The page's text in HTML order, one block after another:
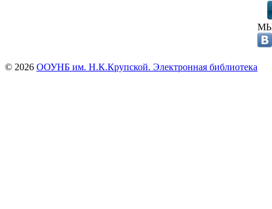
© 2026 ООУНБ им. Н.К.Крупской. Электронная библиотека